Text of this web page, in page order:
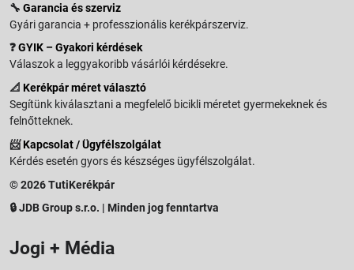
🔧 Garancia és szerviz
Gyári garancia + professzionális kerékpárszerviz.
❓GYIK – Gyakori kérdések
Válaszok a leggyakoribb vásárlói kérdésekre.
📐 Kerékpár méret választó
Segítünk kiválasztani a megfelelő bicikli méretet gyermekeknek és
felnőtteknek.
📨Kapcsolat / Ügyfélszolgálat
Kérdés esetén gyors és készséges ügyfélszolgálat.
© 2026 TutiKerékpár
🔒 JDB Group s.r.o. | Minden jog fenntartva
Jogi + Média